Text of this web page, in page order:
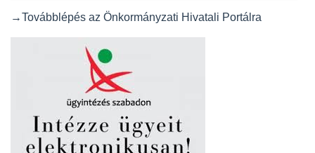
→Továbblépés az Önkormányzati Hivatali Portálra